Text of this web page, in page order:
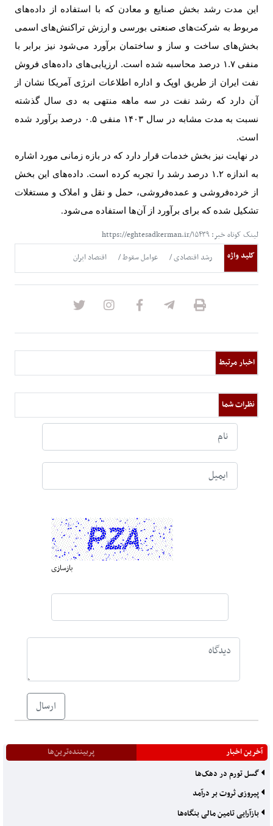
این مدت رشد بخش صنایع و معادن که با استفاده از داده‌های
مربوط به شرکت‌های صنعتی بورسی و ارزش تراکنش‌های اسمی
بخش‌های ساخت و ساز و ساختمان برآورد می‌شود نیز برابر با
منفی ۱.۷ درصد محاسبه شده است. ارزیابی‌های داده‌های فروش
نفت ایران از طریق اوپک و اداره اطلاعات انرژی آمریکا نشان از
آن دارد که رشد نفت در سه ماهه منتهی به دی سال گذشته
نسبت به مدت مشابه در سال ۱۴۰۳ منفی ۰.۵ درصد برآورد شده
است.
در نهایت نیز بخش خدمات قرار دارد که در بازه زمانی مورد اشاره
به اندازه ۱.۲ درصد رشد را تجربه کرده است. داده‌های این بخش
از خرده‌فروشی و عمده‌فروشی، حمل و نقل و املاک و مستغلات
تشکیل شده که برای برآورد از آن‌ها استفاده می‌شود.
لینک کوتاه خبر: https://eghtesadkerman.ir/۱۵۴۳۹
کلید واژه
رشد اقتصادی عوامل سقوط اقتصاد ایران
اخبار مرتبط
نظرات شما
بازسازی
ارسال
آخرین اخبار
پربیننده‌ترین‌ها
گسل تورم در دهک‌ها
پیروزی ثروت بر درآمد
بازآرایی تامین مالی بنگاه‌ها